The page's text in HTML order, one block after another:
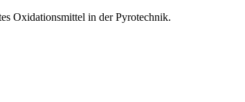
Oxidationsmittel in der Pyrotechnik.